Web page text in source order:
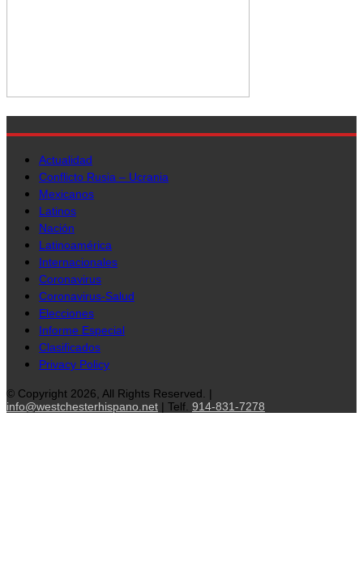
Actualidad
Conflicto Rusia – Ucrania
Mexicanos
Latinos
Nación
Latinoamérica
Internacionales
Coronavirus
Coronavirus-Salud
Elecciones
Informe Especial
Clasificados
Privacy Policy
© Copyright 2026, All Rights Reserved. |
info@westchesterhispano.net | Telf. 914-831-7278